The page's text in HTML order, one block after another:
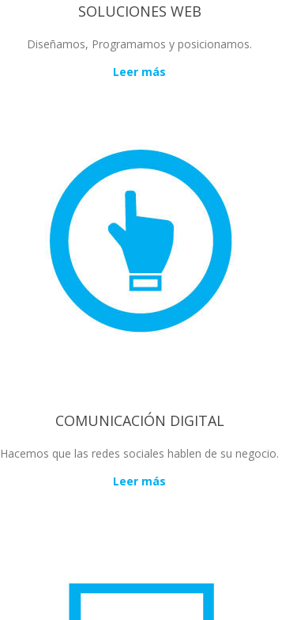
SOLUCIONES WEB
Diseñamos, Programamos y posicionamos.
Leer más
COMUNICACIÓN DIGITAL
Hacemos que las redes sociales hablen de su negocio.
Leer más